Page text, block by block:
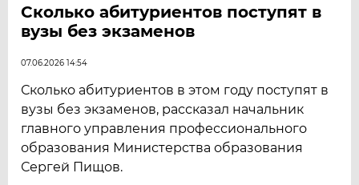
Сколько абитуриентов поступят в
вузы без экзаменов
07.06.2026 14:54
Сколько абитуриентов в этом году поступят в
вузы без экзаменов, рассказал начальник
главного управления профессионального
образования Министерства образования
Сергей Пищов.